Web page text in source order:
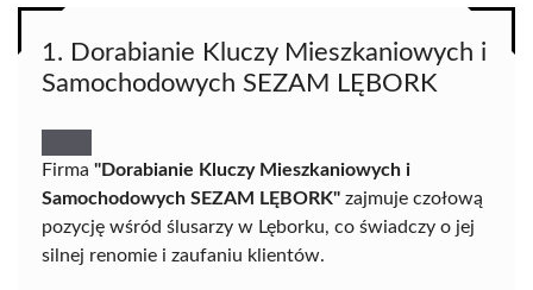
1. Dorabianie Kluczy Mieszkaniowych i
Samochodowych SEZAM LĘBORK
Firma "Dorabianie Kluczy Mieszkaniowych i
Samochodowych SEZAM LĘBORK" zajmuje czołową
pozycję wśród ślusarzy w Lęborku, co świadczy o jej
silnej renomie i zaufaniu klientów.